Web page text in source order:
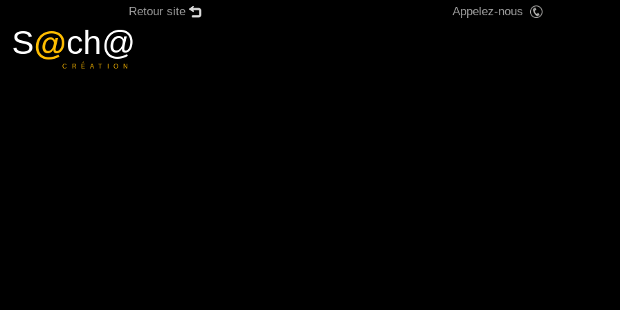
S@ch@
CRÉATION
Retour site Appelez-nous